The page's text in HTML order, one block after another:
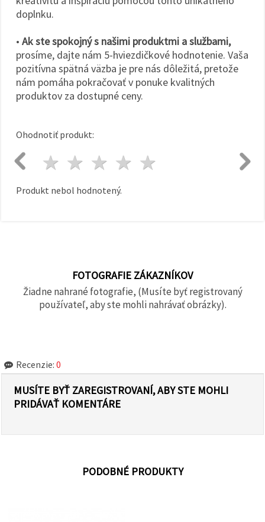
doplnku.
• Ak ste spokojný s našimi produktmi a službami,
prosíme, dajte nám 5-hviezdičkové hodnotenie. Vaša
pozitívna spätná väzba je pre nás dôležitá, pretože
nám pomáha pokračovať v ponuke kvalitných
produktov za dostupné ceny.
Ohodnotiť produkt:
4 hviezdy
3 hviezdy
2 hviezdy
1 hviezda
Produkt nebol hodnotený.
FOTOGRAFIE ZÁKAZNÍKOV
Žiadne nahrané fotografie, (Musíte byť registrovaný
používateľ, aby ste mohli nahrávať obrázky).
Recenzie: 0
MUSÍTE BYŤ ZAREGISTROVANÍ, ABY STE MOHLI
PRIDÁVAŤ KOMENTÁRE
PODOBNÉ PRODUKTY